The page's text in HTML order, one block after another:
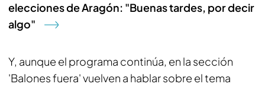
elecciones de Aragón: "Buenas tardes, por decir
algo"
Y, aunque el programa continúa, en la sección
'Balones fuera' vuelven a hablar sobre el tema